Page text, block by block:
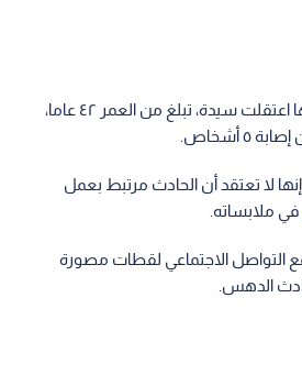
وذكرت شرطة المدينة أنها اعتقلت سيدة، تبلغ من العمر ٤٢ عاما،
٥ أشخاص.
لا تعتقد أن الحادث مرتبط بعمل
في ملابساته.
الاجتماعي لقطات مصورة
الدهس.